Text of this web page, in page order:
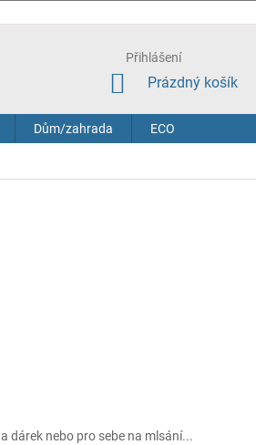
Přihlášení
NÁKUPNÍ
Prázdný košík
Dům/zahrada ECO
dárek nebo pro sebe na mlsání...